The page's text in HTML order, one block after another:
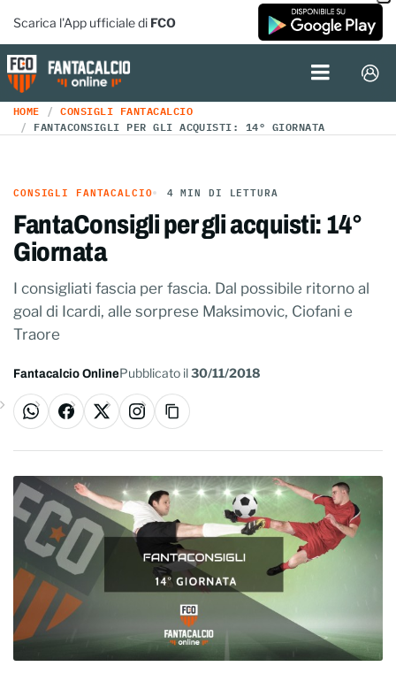
Scarica l'App ufficiale di FCO
HOME
CONSIGLI FANTACALCIO
FANTACONSIGLI PER GLI ACQUISTI: 14° GIORNATA
CONSIGLI FANTACALCIO 4 MIN DI LETTURA
FantaConsigli per gli acquisti: 14°
Giornata
I consigliati fascia per fascia. Dal possibile ritorno al
goal di Icardi, alle sorprese Maksimovic, Ciofani e
Traore
Fantacalcio OnlinePubblicato il30/11/2018
WhatsAppFacebook
X InstagramCopia link